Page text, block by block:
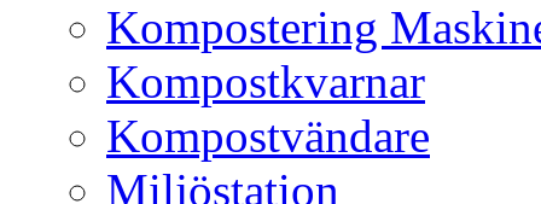
Kompostering
Kompostkvarnar
Kompostvändare
Miljöstation